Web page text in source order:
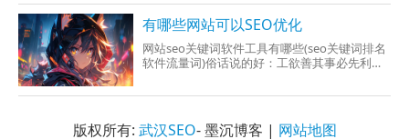
有哪些网站可以SEO优化
网站seo关键词软件工具有哪些(seo关键词排名
软件流量词)俗话说的好：工欲善其事必先利其
版权所有: 武汉SEO- 墨沉博客 | 网站地图